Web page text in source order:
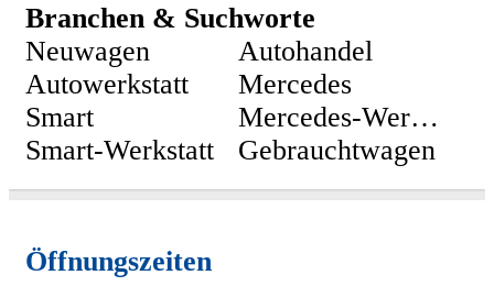
Branchen & Suchworte
Neuwagen
Autohandel
Autowerkstatt
Mercedes
Smart
Mercedes-Werkstatt
Smart-Werkstatt
Gebrauchtwagen
Öffnungszeiten